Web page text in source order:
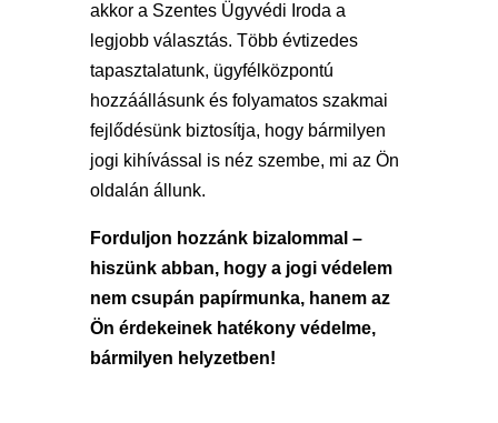
akkor a Szentes Ügyvédi Iroda a
legjobb választás. Több évtizedes
tapasztalatunk, ügyfélközpontú
hozzáállásunk és folyamatos szakmai
fejlődésünk biztosítja, hogy bármilyen
jogi kihívással is néz szembe, mi az Ön
oldalán állunk.
Forduljon hozzánk bizalommal –
hiszünk abban, hogy a jogi védelem
nem csupán papírmunka, hanem az
Ön érdekeinek hatékony védelme,
bármilyen helyzetben!